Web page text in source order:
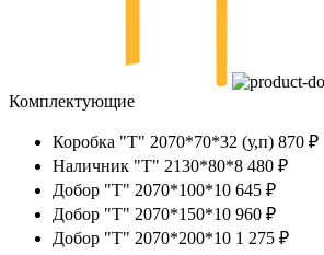
Комплектующие
Коробка "Т" 2070*70*32 (у,п) 870 ₽
Наличник "Т" 2130*80*8 480 ₽
Добор "Т" 2070*100*10 645 ₽
Добор "Т" 2070*150*10 960 ₽
Добор "Т" 2070*200*10 1 275 ₽